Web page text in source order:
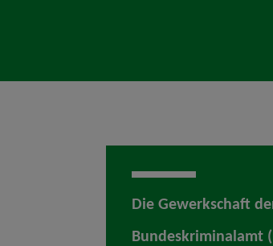
Die Gewerkschaft
Bundeskriminalamt